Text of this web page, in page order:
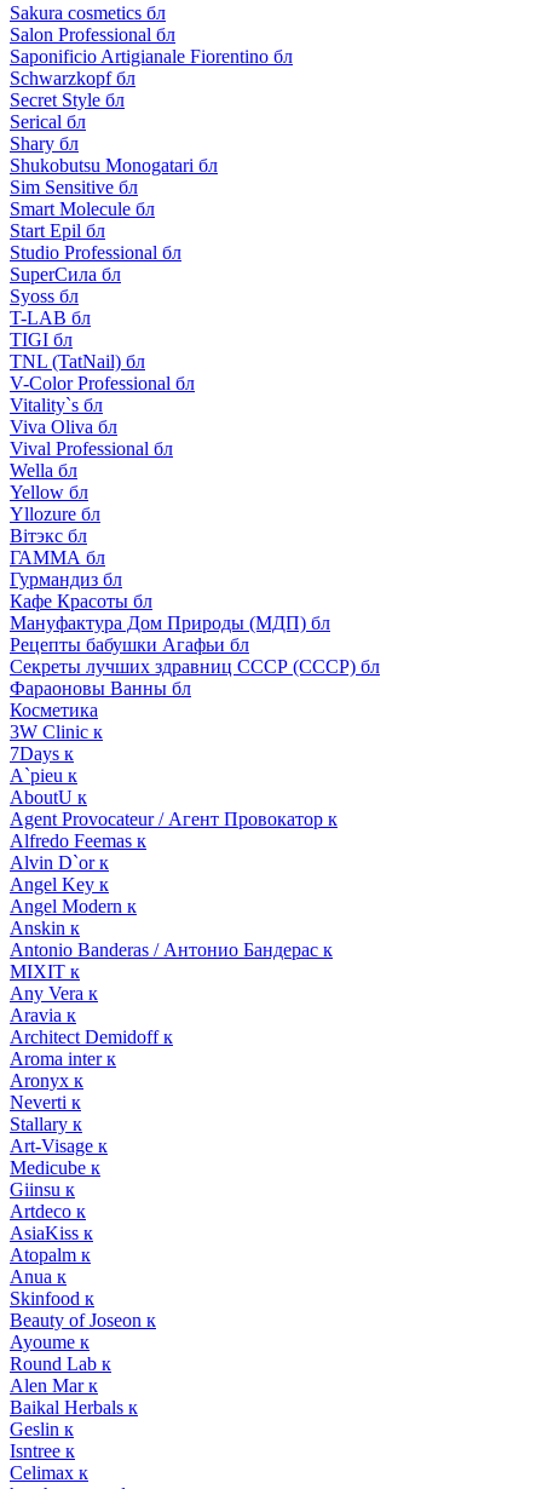
Sakura cosmetics бл
Salon Professional бл
Saponificio Artigianale Fiorentino бл
Schwarzkopf бл
Secret Style бл
Serical бл
Shary бл
Shukobutsu Monogatari бл
Sim Sensitive бл
Smart Molecule бл
Start Epil бл
Studio Professional бл
SuperСила бл
Syoss бл
T-LAB бл
TIGI бл
TNL (TatNail) бл
V-Color Professional бл
Vitality`s бл
Viva Oliva бл
Vival Professional бл
Wella бл
Yellow бл
Yllozure бл
Вiтэкс бл
ГАММА бл
Гурмандиз бл
Кафе Красоты бл
Мануфактура Дом Природы (МДП) бл
Рецепты бабушки Агафьи бл
Секреты лучших здравниц СССР (СССР) бл
Фараоновы Ванны бл
Косметика
3W Clinic к
7Days к
A`pieu к
AboutU к
Agent Provocateur / Агент Провокатор к
Alfredo Feemas к
Alvin D`or к
Angel Key к
Angel Modern к
Anskin к
Antonio Banderas / Антонио Бандерас к
MIXIT к
Any Vera к
Aravia к
Architect Demidoff к
Aroma inter к
Aronyx к
Neverti к
Stallary к
Art-Visage к
Medicube к
Giinsu к
Artdeco к
AsiaKiss к
Atopalm к
Anua к
Skinfood к
Beauty of Joseon к
Ayoume к
Round Lab к
Alen Mar к
Baikal Herbals к
Geslin к
Isntree к
Celimax к